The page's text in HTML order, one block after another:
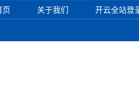
页 关于我们 开云全站登